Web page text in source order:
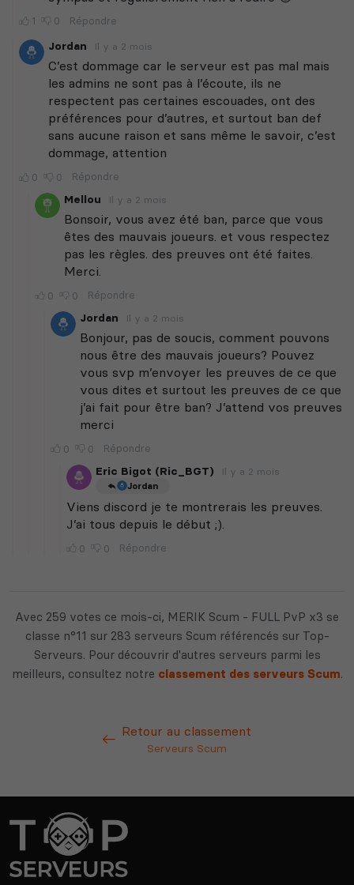
Avec 259 votes ce mois-ci, MERIK Scum - FULL PvP x3 se
classe n°11 sur 283 serveurs Scum référencés sur Top-
Serveurs. Pour découvrir d'autres serveurs parmi les
meilleurs, consultez notre classement des serveurs Scum.
Retour au classement
Serveurs Scum